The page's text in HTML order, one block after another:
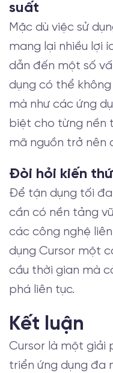
suất
Mặc dù việc sử
mang lại nhiều lợi
dẫn đến một số
dụng có thể
mà như các ứng
biệt cho từng nền
mã nguồn trở nên
Đòi hỏi kiến
Để tận dụng tối
cần có nền tảng
các công nghệ
dụng Cursor một
cầu thời gian mà
phá liên tục.
Kết luận
Cursor là một giải
triển ứng dụng đa